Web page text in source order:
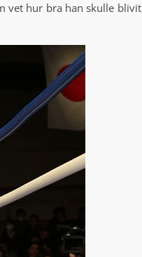
vet hur bra han skulle blivit